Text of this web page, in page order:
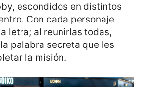
escondidos en distintos
Con cada personaje
letra; al reunirlas todas,
palabra secreta que les
la misión.